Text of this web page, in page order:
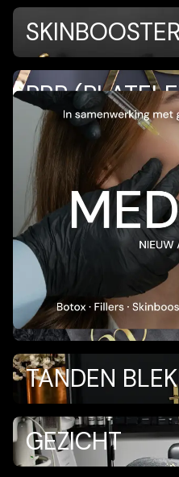
SKINBOOSTER
PRP
PLASMA) /
PROFHILO
ESTHETISCHE
MET DE CANDELA
PRO & PRO PLUS
TANDEN
GEZICHT
Promotional Content